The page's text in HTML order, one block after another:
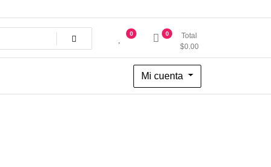
0 0
Total
$0.00
Mi cuenta